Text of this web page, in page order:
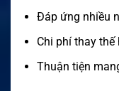
Đáp ứng nhiều
Chi phí thay thế
Thuận tiện